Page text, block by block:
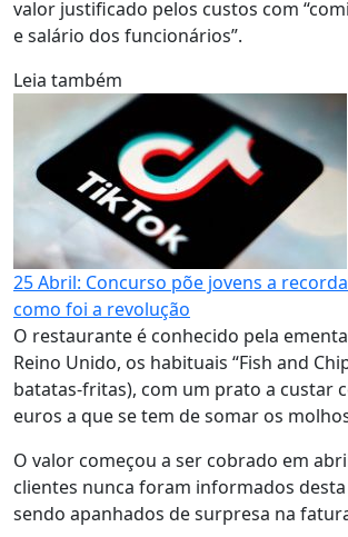
valor justificado pelos custos com
e salário dos funcionários”.
Leia também
25 Abril: Concurso põe jovens a
como foi a revolução
O restaurante é conhecido pela
Reino Unido, os habituais “Fish and
batatas-fritas), com um prato a custar
euros a que se tem de somar os
O valor começou a ser cobrado em
clientes nunca foram informados
sendo apanhados de surpresa na